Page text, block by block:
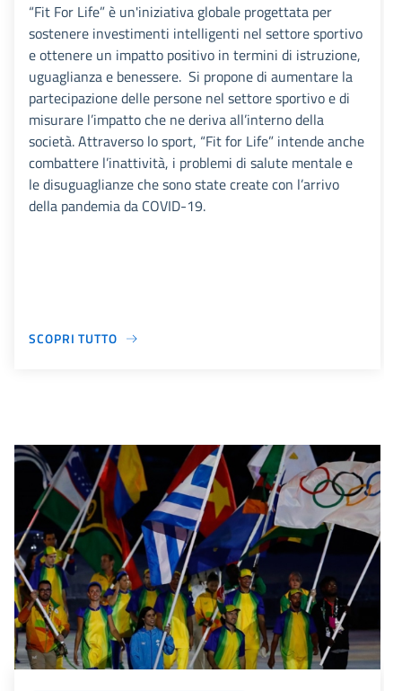
“Fit For Life” è un'iniziativa globale progettata per
sostenere investimenti intelligenti nel settore sportivo
e ottenere un impatto positivo in termini di istruzione,
uguaglianza e benessere. Si propone di aumentare la
partecipazione delle persone nel settore sportivo e di
misurare l’impatto che ne deriva all’interno della
società. Attraverso lo sport, “Fit for Life” intende anche
combattere l’inattività, i problemi di salute mentale e
le disuguaglianze che sono state create con l’arrivo
della pandemia da COVID-19.
SCOPRI TUTTO